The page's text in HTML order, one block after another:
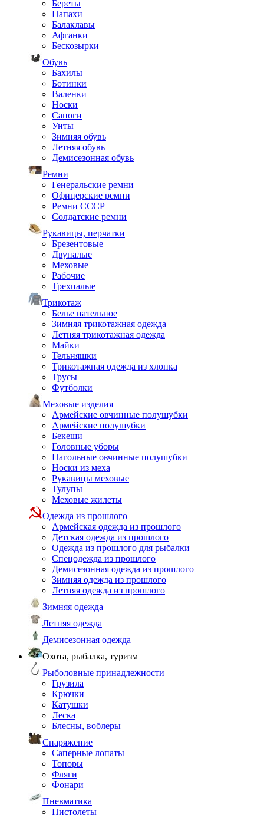
Береты
Папахи
Балаклавы
Афганки
Бескозырки
Обувь
Бахилы
Ботинки
Валенки
Носки
Сапоги
Унты
Зимняя обувь
Летняя обувь
Демисезонная обувь
Ремни
Генеральские ремни
Офицерские ремни
Ремни СССР
Солдатские ремни
Рукавицы, перчатки
Брезентовые
Двупалые
Меховые
Рабочие
Трехпалые
Трикотаж
Белье нательное
Зимняя трикотажная одежда
Летняя трикотажная одежда
Майки
Тельняшки
Трикотажная одежда из хлопка
Трусы
Футболки
Меховые изделия
Армейские овчинные полушубки
Армейские полушубки
Бекеши
Головные уборы
Нагольные овчинные полушубки
Носки из меха
Рукавицы меховые
Тулупы
Меховые жилеты
Одежда из прошлого
Армейская одежда из прошлого
Детская одежда из прошлого
Одежда из прошлого для рыбалки
Спецодежда из прошлого
Демисезонная одежда из прошлого
Зимняя одежда из прошлого
Летняя одежда из прошлого
Зимняя одежда
Летняя одежда
Демисезонная одежда
Охота, рыбалка, туризм
Рыболовные принадлежности
Грузила
Крючки
Катушки
Леска
Блесны, воблеры
Снаряжение
Саперные лопаты
Топоры
Фляги
Фонари
Пневматика
Пистолеты